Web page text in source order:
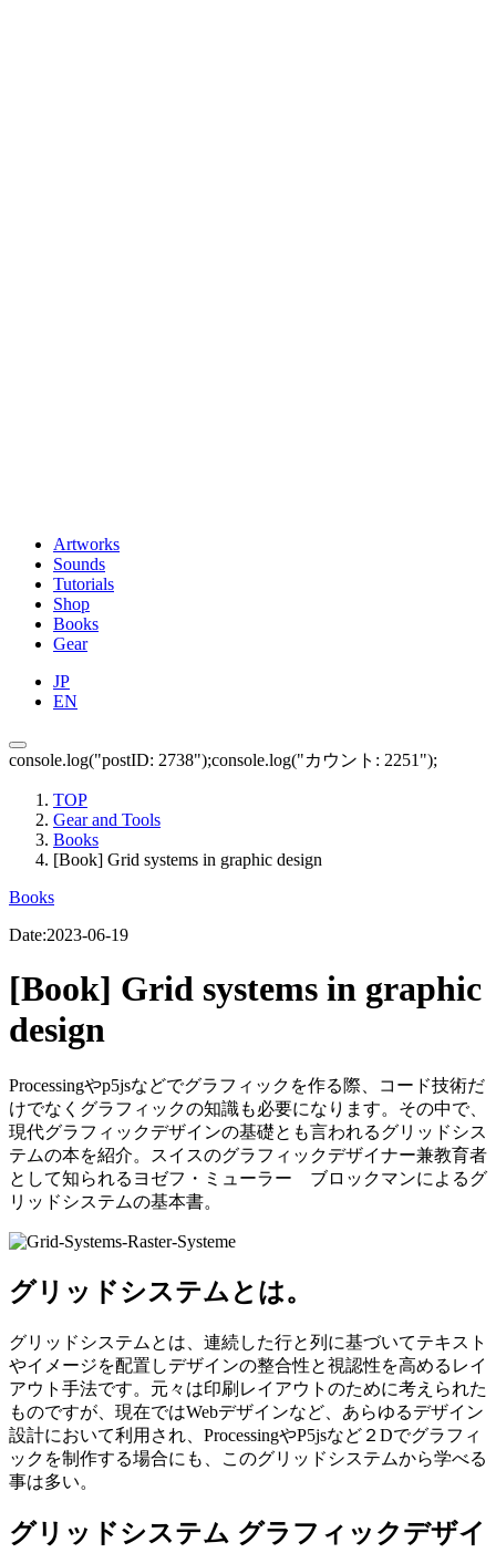
Artworks
Sounds
Tutorials
Shop
Books
Gear
JP
EN
console.log("postID: 2738");console.log("カウント: 2251");
TOP
Gear and Tools
Books
[Book] Grid systems in graphic design
Books
Date:2023-06-19
[Book] Grid systems in graphic
design
Processingやp5jsなどでグラフィックを作る際、コード技術だ
けでなくグラフィックの知識も必要になります。その中で、
現代グラフィックデザインの基礎とも言われるグリッドシス
テムの本を紹介。スイスのグラフィックデザイナー兼教育者
として知られるヨゼフ・ミューラー゠ブロックマンによるグ
リッドシステムの基本書。
グリッドシステムとは。
グリッドシステムとは、連続した行と列に基づいてテキスト
やイメージを配置しデザインの整合性と視認性を高めるレイ
アウト手法です。元々は印刷レイアウトのために考えられた
ものですが、現在ではWebデザインなど、あらゆるデザイン
設計において利用され、ProcessingやP5jsなど２Dでグラフィ
ックを制作する場合にも、このグリッドシステムから学べる
事は多い。
グリッドシステム グラフィックデザイ